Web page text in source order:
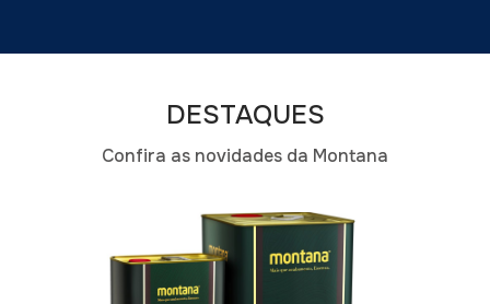
DESTAQUES
Confira as novidades da Montana